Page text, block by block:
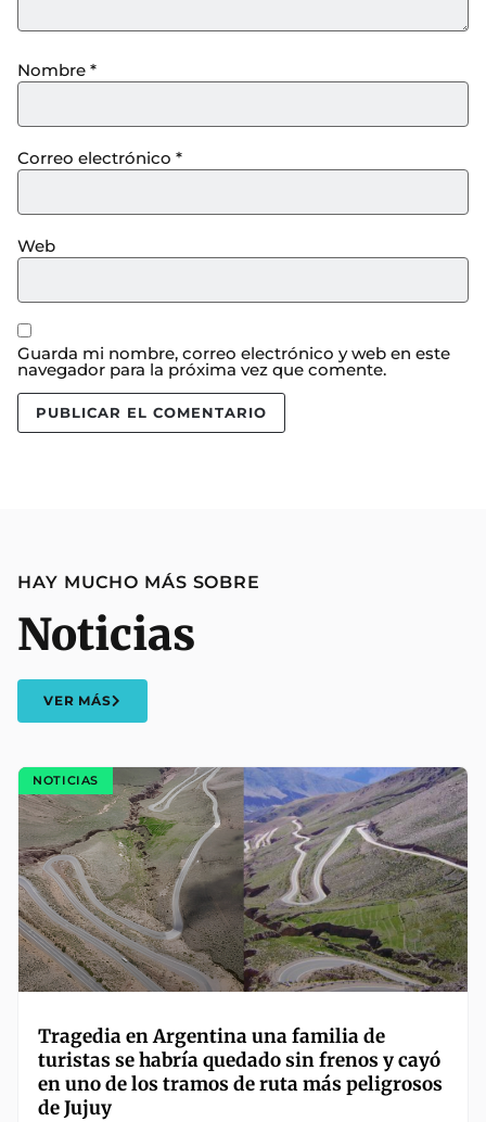
Nombre *
Correo electrónico *
Web
Guarda mi nombre, correo electrónico y web en este
navegador para la próxima vez que comente.
HAY MUCHO MÁS SOBRE
Noticias
VER MÁS
NOTICIAS
Tragedia en Argentina una familia de
turistas se habría quedado sin frenos y cayó
en uno de los tramos de ruta más peligrosos
de Jujuy